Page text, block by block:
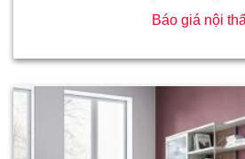
Báo giá nội